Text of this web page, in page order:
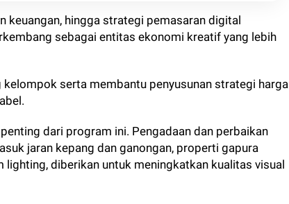
keuangan, hingga strategi pemasaran digital
sebagai entitas ekonomi kreatif yang lebih
serta membantu penyusunan strategi harga
dari program ini. Pengadaan dan perbaikan
jaran kepang dan ganongan, properti gapura
diberikan untuk meningkatkan kualitas visual